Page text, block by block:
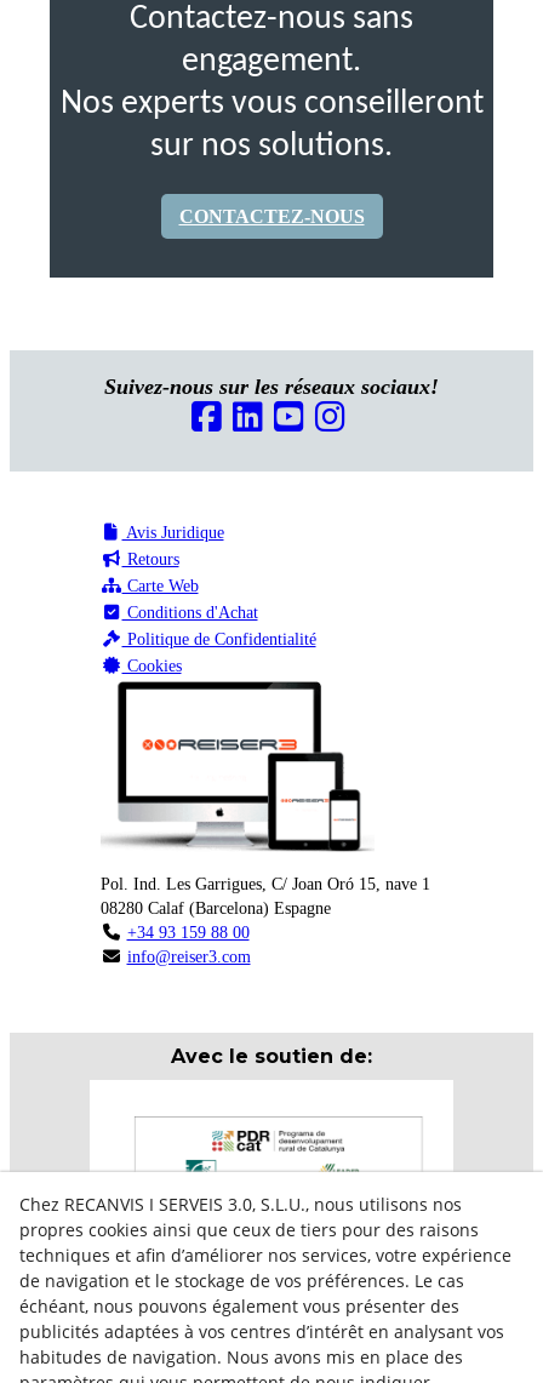
Contactez-nous sans
engagement.
Nos experts vous conseilleront
sur nos solutions.
CONTACTEZ-NOUS
Suivez-nous sur les réseaux sociaux!
Avis Juridique
Retours
Carte Web
Conditions d'Achat
Politique de Confidentialité
Cookies
Pol. Ind. Les Garrigues, C/ Joan Oró 15, nave 1
08280 Calaf (Barcelona) Espagne
+34 93 159 88 00
info@reiser3.com
Avec le soutien de:
Chez RECANVIS I SERVEIS 3.0, S.L.U., nous utilisons nos
propres cookies ainsi que ceux de tiers pour des raisons
techniques et afin d’améliorer nos services, votre expérience
de navigation et le stockage de vos préférences. Le cas
échéant, nous pouvons également vous présenter des
publicités adaptées à vos centres d’intérêt en analysant vos
habitudes de navigation. Nous avons mis en place des